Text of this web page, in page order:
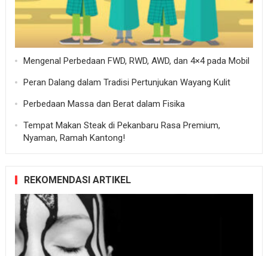
Mengenal Perbedaan FWD, RWD, AWD, dan 4×4 pada Mobil
Peran Dalang dalam Tradisi Pertunjukan Wayang Kulit
Perbedaan Massa dan Berat dalam Fisika
Tempat Makan Steak di Pekanbaru Rasa Premium,
Nyaman, Ramah Kantong!
REKOMENDASI ARTIKEL